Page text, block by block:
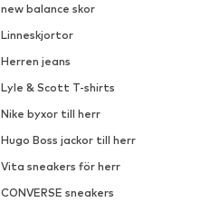
new balance skor
Linneskjortor
Herren jeans
Lyle & Scott T-shirts
Nike byxor till herr
Hugo Boss jackor till herr
Vita sneakers för herr
CONVERSE sneakers